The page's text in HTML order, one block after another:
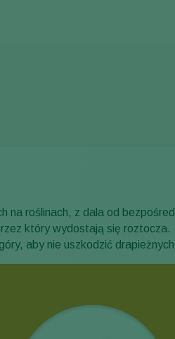
na roślinach, z dala od
który wydostają się roztocza.
aby nie uszkodzić